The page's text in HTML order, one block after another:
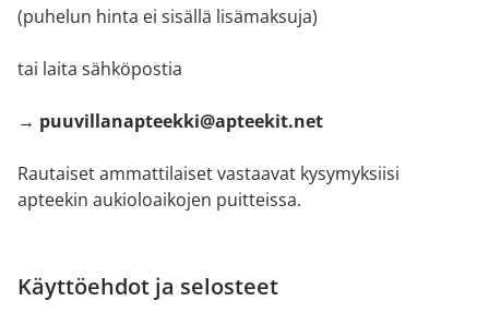
(puhelun hinta ei sisällä lisämaksuja)
tai laita sähköpostia
→ puuvillanapteekki@apteekit.net
Rautaiset ammattilaiset vastaavat kysymyksiisi
apteekin aukioloaikojen puitteissa.
Käyttöehdot ja selosteet